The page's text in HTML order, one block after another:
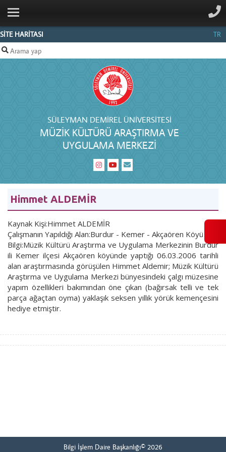
SİTE HARİTASI TR
SÜLEYMAN DEMIREL ÜNIVERSITESI
MÜZIK KÜLTÜRÜ ARAŞTIRMA VE
UYGULAMA MERKEZI
ANA SAYFA
MERKEZ
HAKKINDA
BELGELIK
Himmet ALDEMİR
Kaynak Kişi:Himmet ALDEMİR
Çalışmanın Yapıldığı Alan:Burdur - Kemer - Akçaören Köyü
Bilgi:Müzik Kültürü Araştırma ve Uygulama Merkezinin Burdur
ili Kemer ilçesi Akçaören köyünde yaptığı 06.03.2006 tarihli
alan araştırmasında görüşülen Himmet Aldemir; Müzik Kültürü
Araştırma ve Uygulama Merkezi bünyesindeki çalgı müzesine
yapım özellikleri bakımından öne çıkan (bağırsak telli ve tek
parça ağaçtan oyma) yaklaşık seksen yıllık yörük kemençesini
hediye etmiştir.
Bilgi İşlem Daire Başkanlığı© 2026